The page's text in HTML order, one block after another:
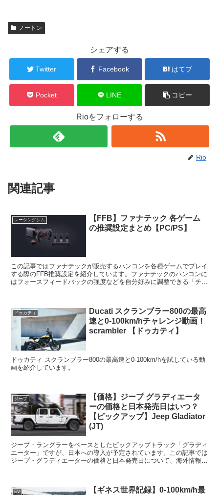
ノートン
シェアする
Twitter Facebook はてブ
Pocket LINE コピー
Rioをフォローする
Rio
関連記事
レーシングシム
【FFB】ファナテック 各ゲーム
の推奨設定まとめ【PC/PS】
この記事ではファナテックが販売するハンコンを各種ゲームでプレイ
する際のFFB推奨設定を紹介しています。ファナテックのハンコンに
はフォースフィードバックの強度などを自分好みに調整できる「チュ
ドゥカティ
Ducati スクランブラー800の最高
速と0-100km/hチャレンジ動画！
scrambler 【ドゥカティ】
ドゥカティ スクランブラー800の最高速と0-100km/hを試している動
画を紹介しています。
ジープ
【価格】ジープ グラディエータ
ーの価格と日本発売日はいつ？
【ピックアップ】Jeep Gladiator
(JT)
ジープ・ラングラーをベースとしたピックアップトラック「グラディ
エーター」ですが、日本への導入が予定されています。この記事では
ジープ・グラディエーターの価格と日本発売日について、海外情報を
EV
【ギネス世界記録】0-100km/h最